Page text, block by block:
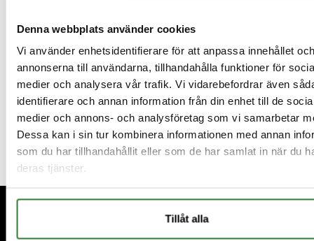
Denna webbplats använder cookies
Vi använder enhetsidentifierare för att anpassa innehållet och
annonserna till användarna, tillhandahålla funktioner för
medier och analysera vår trafik. Vi vidarebefordrar även
identifierare och annan information från din enhet till de
medier och annons- och analysföretag som vi samarbetar
Dessa kan i sin tur kombinera informationen med annan
som du har tillhandahållit eller som de har samlat in när du
deras tjänster.
Tillåt alla